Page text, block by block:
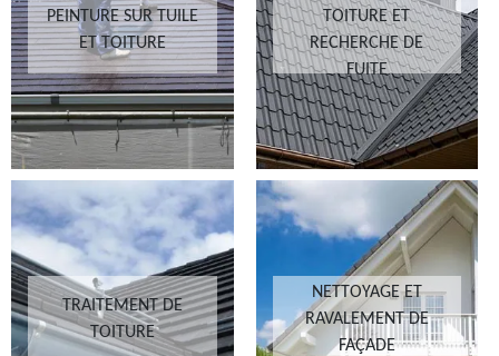
PEINTURE SUR TUILE
ET TOITURE
TOITURE ET
RECHERCHE DE
FUITE
TRAITEMENT DE
TOITURE
NETTOYAGE ET
RAVALEMENT DE
FAÇADE